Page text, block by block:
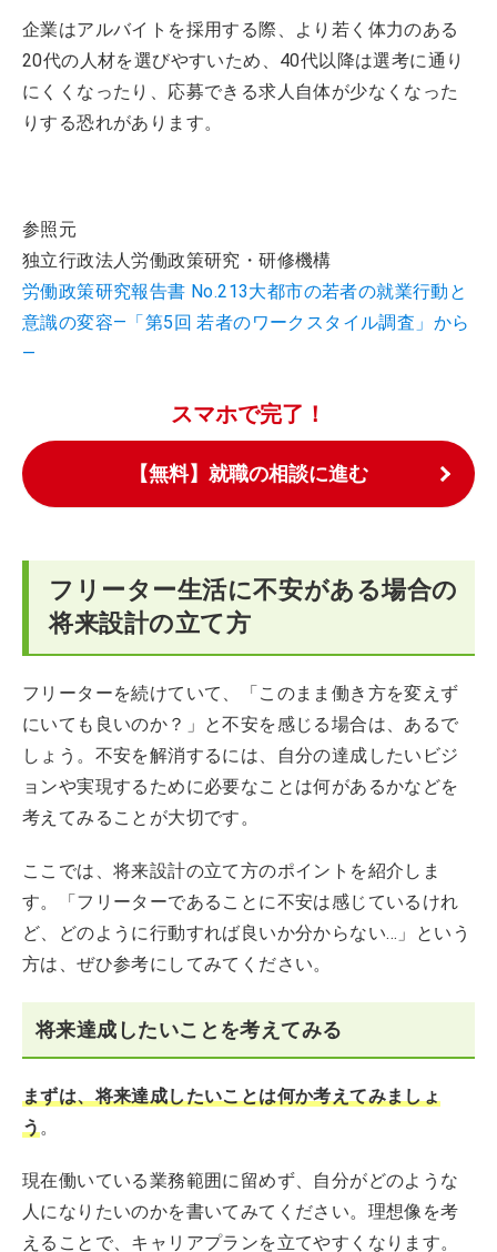
企業はアルバイトを採用する際、より若く体力のある
20代の人材を選びやすいため、40代以降は選考に通り
にくくなったり、応募できる求人自体が少なくなった
りする恐れがあります。
参照元
独立行政法人労働政策研究・研修機構
労働政策研究報告書 No.213大都市の若者の就業行動と
意識の変容―「第5回 若者のワークスタイル調査」から
―
スマホで完了！
【無料】就職の相談に進む
フリーター生活に不安がある場合の
将来設計の立て方
フリーターを続けていて、「このまま働き方を変えず
にいても良いのか？」と不安を感じる場合は、あるで
しょう。不安を解消するには、自分の達成したいビジ
ョンや実現するために必要なことは何があるかなどを
考えてみることが大切です。
ここでは、将来設計の立て方のポイントを紹介しま
す。「フリーターであることに不安は感じているけれ
ど、どのように行動すれば良いか分からない…」という
方は、ぜひ参考にしてみてください。
将来達成したいことを考えてみる
まずは、将来達成したいことは何か考えてみましょ
う。
現在働いている業務範囲に留めず、自分がどのような
人になりたいのかを書いてみてください。理想像を考
えることで、キャリアプランを立てやすくなります。